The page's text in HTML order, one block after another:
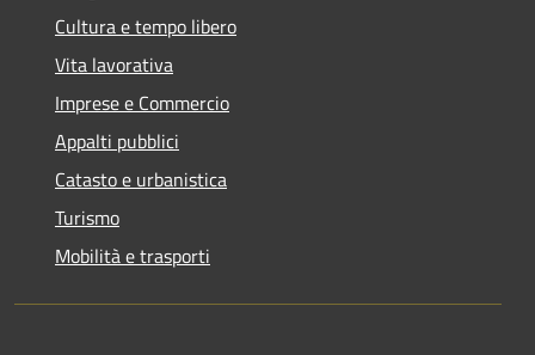
Cultura e tempo libero
Vita lavorativa
Imprese e Commercio
Appalti pubblici
Catasto e urbanistica
Turismo
Mobilità e trasporti